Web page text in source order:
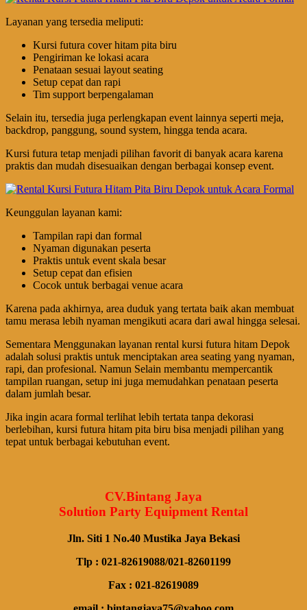
Layanan yang tersedia meliputi:
Kursi futura cover hitam pita biru
Pengiriman ke lokasi acara
Penataan sesuai layout seating
Setup cepat dan rapi
Tim support berpengalaman
Selain itu, tersedia juga perlengkapan event lainnya seperti meja,
backdrop, panggung, sound system, hingga tenda acara.
Kursi futura tetap menjadi pilihan favorit di banyak acara karena
praktis dan mudah disesuaikan dengan berbagai konsep event.
Keunggulan layanan kami:
Tampilan rapi dan formal
Nyaman digunakan peserta
Praktis untuk event skala besar
Setup cepat dan efisien
Cocok untuk berbagai venue acara
Karena pada akhirnya, area duduk yang tertata baik akan membuat
tamu merasa lebih nyaman mengikuti acara dari awal hingga selesai.
Sementara Menggunakan layanan rental kursi futura hitam Depok
adalah solusi praktis untuk menciptakan area seating yang nyaman,
rapi, dan profesional. Namun Selain membantu mempercantik
tampilan ruangan, setup ini juga memudahkan penataan peserta
dalam jumlah besar.
Jika ingin acara formal terlihat lebih tertata tanpa dekorasi
berlebihan, kursi futura hitam pita biru bisa menjadi pilihan yang
tepat untuk berbagai kebutuhan event.
CV.Bintang Jaya
Solution Party Equipment Rental
Jln. Siti 1 No.40 Mustika Jaya Bekasi
Tlp : 021-82619088/021-82601199
Fax : 021-82619089